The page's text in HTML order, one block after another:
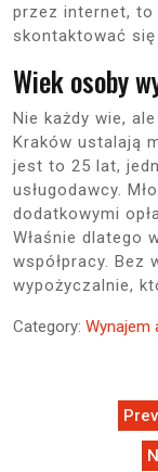
przez internet, to
skontaktować
Wiek osoby
Nie każdy wie,
Kraków ustalają
jest to 25 lat,
usługodawcy.
dodatkowymi
Właśnie dlatego
współpracy. Bez
wypożyczalnie,
Category: Wynajem
Nawigacja